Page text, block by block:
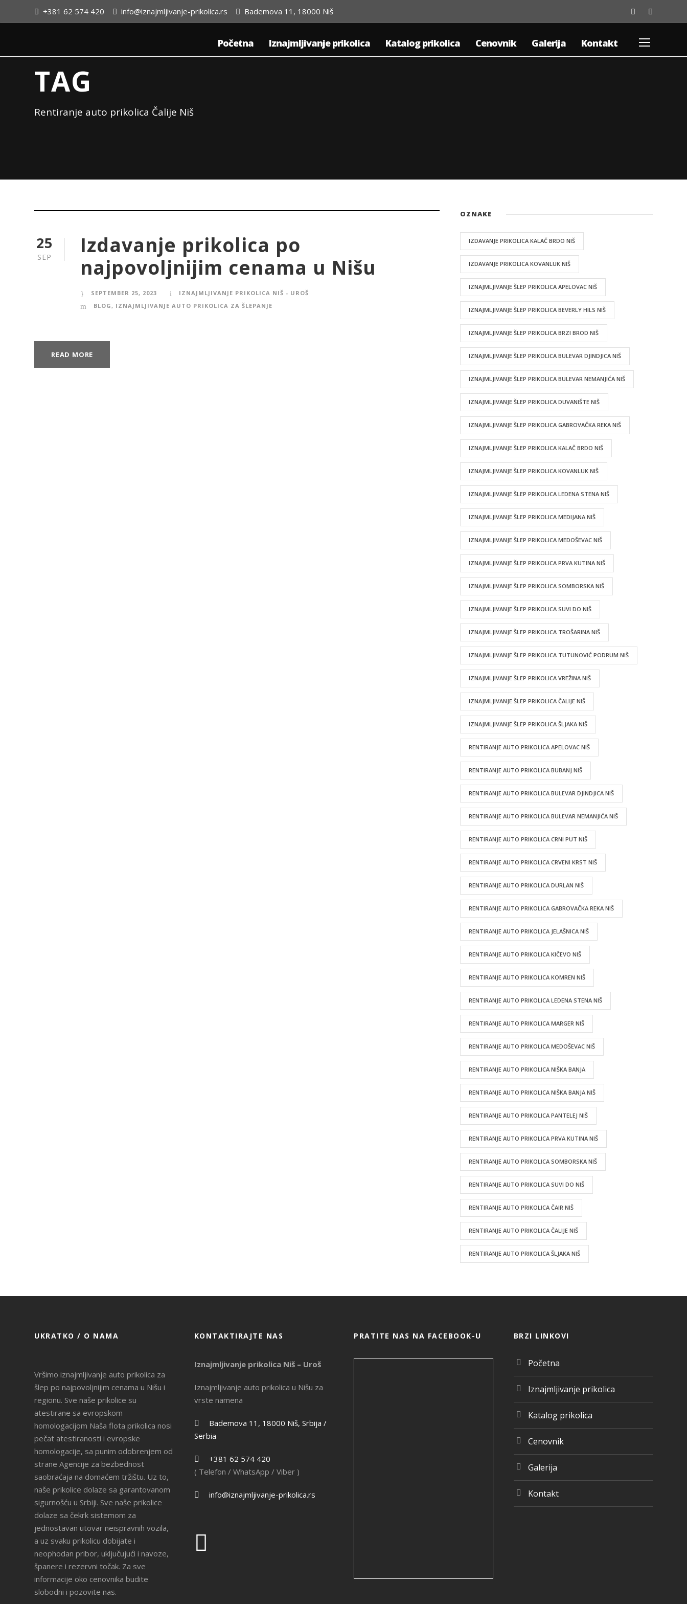
+381 62 574 420 info@iznajmljivanje-prikolica.rs Bademova 11, 18000 Niš
Početna Iznajmljivanje prikolica Katalog prikolica Cenovnik Galerija Kontakt
TAG
Rentiranje auto prikolica Čalije Niš
25
SEP
Izdavanje prikolica po
najpovoljnijim cenama u Nišu
SEPTEMBER 25, 2023
IZNAJMLJIVANJE PRIKOLICA NIŠ - UROŠ
BLOG , IZNAJMLJIVANJE AUTO PRIKOLICA ZA ŠLEPANJE
READ MORE
OZNAKE
IZDAVANJE PRIKOLICA KALAČ BRDO NIŠ
IZDAVANJE PRIKOLICA KOVANLUK NIŠ
IZNAJMLJIVANJE ŠLEP PRIKOLICA APELOVAC NIŠ
IZNAJMLJIVANJE ŠLEP PRIKOLICA BEVERLY HILS NIŠ
IZNAJMLJIVANJE ŠLEP PRIKOLICA BRZI BROD NIŠ
IZNAJMLJIVANJE ŠLEP PRIKOLICA BULEVAR DJINDJICA NIŠ
IZNAJMLJIVANJE ŠLEP PRIKOLICA BULEVAR NEMANJIĆA NIŠ
IZNAJMLJIVANJE ŠLEP PRIKOLICA DUVANIŠTE NIŠ
IZNAJMLJIVANJE ŠLEP PRIKOLICA GABROVAČKA REKA NIŠ
IZNAJMLJIVANJE ŠLEP PRIKOLICA KALAČ BRDO NIŠ
IZNAJMLJIVANJE ŠLEP PRIKOLICA KOVANLUK NIŠ
IZNAJMLJIVANJE ŠLEP PRIKOLICA LEDENA STENA NIŠ
IZNAJMLJIVANJE ŠLEP PRIKOLICA MEDIJANA NIŠ
IZNAJMLJIVANJE ŠLEP PRIKOLICA MEDOŠEVAC NIŠ
IZNAJMLJIVANJE ŠLEP PRIKOLICA PRVA KUTINA NIŠ
IZNAJMLJIVANJE ŠLEP PRIKOLICA SOMBORSKA NIŠ
IZNAJMLJIVANJE ŠLEP PRIKOLICA SUVI DO NIŠ
IZNAJMLJIVANJE ŠLEP PRIKOLICA TROŠARINA NIŠ
IZNAJMLJIVANJE ŠLEP PRIKOLICA TUTUNOVIĆ PODRUM NIŠ
IZNAJMLJIVANJE ŠLEP PRIKOLICA VREŽINA NIŠ
IZNAJMLJIVANJE ŠLEP PRIKOLICA ČALIJE NIŠ
IZNAJMLJIVANJE ŠLEP PRIKOLICA ŠLJAKA NIŠ
RENTIRANJE AUTO PRIKOLICA APELOVAC NIŠ
RENTIRANJE AUTO PRIKOLICA BUBANJ NIŠ
RENTIRANJE AUTO PRIKOLICA BULEVAR DJINDJICA NIŠ
RENTIRANJE AUTO PRIKOLICA BULEVAR NEMANJIĆA NIŠ
RENTIRANJE AUTO PRIKOLICA CRNI PUT NIŠ
RENTIRANJE AUTO PRIKOLICA CRVENI KRST NIŠ
RENTIRANJE AUTO PRIKOLICA DURLAN NIŠ
RENTIRANJE AUTO PRIKOLICA GABROVAČKA REKA NIŠ
RENTIRANJE AUTO PRIKOLICA JELAŠNICA NIŠ
RENTIRANJE AUTO PRIKOLICA KIČEVO NIŠ
RENTIRANJE AUTO PRIKOLICA KOMREN NIŠ
RENTIRANJE AUTO PRIKOLICA LEDENA STENA NIŠ
RENTIRANJE AUTO PRIKOLICA MARGER NIŠ
RENTIRANJE AUTO PRIKOLICA MEDOŠEVAC NIŠ
RENTIRANJE AUTO PRIKOLICA NIŠKA BANJA
RENTIRANJE AUTO PRIKOLICA NIŠKA BANJA NIŠ
RENTIRANJE AUTO PRIKOLICA PANTELEJ NIŠ
RENTIRANJE AUTO PRIKOLICA PRVA KUTINA NIŠ
RENTIRANJE AUTO PRIKOLICA SOMBORSKA NIŠ
RENTIRANJE AUTO PRIKOLICA SUVI DO NIŠ
RENTIRANJE AUTO PRIKOLICA ČAIR NIŠ
RENTIRANJE AUTO PRIKOLICA ČALIJE NIŠ
RENTIRANJE AUTO PRIKOLICA ŠLJAKA NIŠ
UKRATKO / O NAMA
Vršimo iznajmljivanje auto prikolica za
šlep po najpovoljnijim cenama u Nišu i
regionu. Sve naše prikolice su
atestirane sa evropskom
homologacijom Naša flota prikolica nosi
pečat atestiranosti i evropske
homologacije, sa punim odobrenjem od
strane Agencije za bezbednost
saobraćaja na domaćem tržištu. Uz to,
naše prikolice dolaze sa garantovanom
sigurnošću u Srbiji. Sve naše prikolice
dolaze sa čekrk sistemom za
jednostavan utovar neispravnih vozila,
a uz svaku prikolicu dobijate i
neophodan pribor, uključujući i navoze,
španere i rezervni točak. Za sve
informacije oko cenovnika budite
slobodni i pozovite nas.
KONTAKTIRAJTE NAS
Iznajmljivanje prikolica Niš – Uroš
Iznajmljivanje auto prikolica u Nišu za
vrste namena
Bademova 11, 18000 Niš, Srbija /
Serbia
+381 62 574 420
( Telefon / WhatsApp / Viber )
info@iznajmljivanje-prikolica.rs
PRATITE NAS NA FACEBOOK-U BRZI LINKOVI
Početna
Iznajmljivanje prikolica
Katalog prikolica
Cenovnik
Galerija
Kontakt